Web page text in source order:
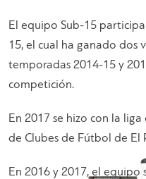
El equipo Sub-15
15, el cual ha ganado dos
temporadas 2014-15 y
competición.
En 2017 se hizo con la
de Clubes de Fútbol de El
En 2016 y 2017, el